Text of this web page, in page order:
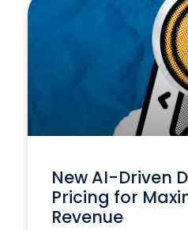
New AI-Driven
Pricing for
Revenue